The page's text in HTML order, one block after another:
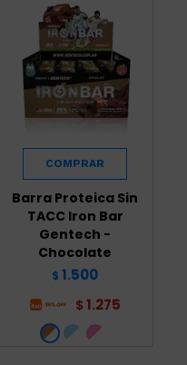
Barra Proteica Sin
TACC Iron Bar
Gentech -
Chocolate
$ 1.500
$ 1.275